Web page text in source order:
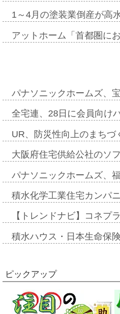
1～4月の塗装業倒産が高
アットホーム「首都圏に
パナソニックホームズ、
全宅連、28日に会員向け
UR、防災性向上のまち
大阪府住宅供給公社のソ
パナソニックホームズ、
積水化学工業住宅カンパ
【トレンドナビ】コネ
積水ハウス・日本生命保
ピックアップ